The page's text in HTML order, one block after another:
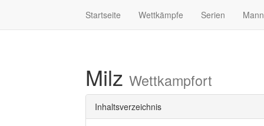
Startseite Wettkämpfe Serien
Milz Wettkampfort
Inhaltsverzeichnis